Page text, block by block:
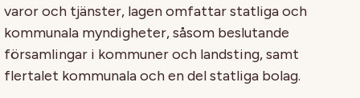
varor och tjänster, lagen omfattar statliga och
kommunala myndigheter, såsom beslutande
församlingar i kommuner och landsting, samt
flertalet kommunala och en del statliga bolag.